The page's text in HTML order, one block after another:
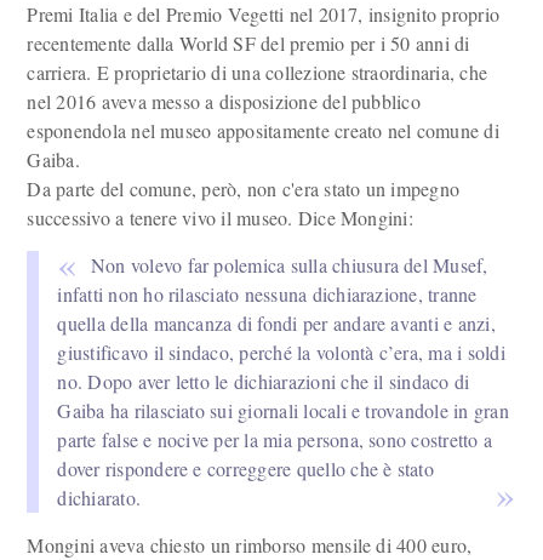
Premi Italia e del Premio Vegetti nel 2017, insignito proprio
recentemente dalla World SF del premio per i 50 anni di
carriera. E proprietario di una collezione straordinaria, che
nel 2016 aveva messo a disposizione del pubblico
esponendola nel museo appositamente creato nel comune di
Gaiba.
Da parte del comune, però, non c'era stato un impegno
successivo a tenere vivo il museo. Dice Mongini:
Non volevo far polemica sulla chiusura del Musef,
infatti non ho rilasciato nessuna dichiarazione, tranne
quella della mancanza di fondi per andare avanti e anzi,
giustificavo il sindaco, perché la volontà c’era, ma i soldi
no. Dopo aver letto le dichiarazioni che il sindaco di
Gaiba ha rilasciato sui giornali locali e trovandole in gran
parte false e nocive per la mia persona, sono costretto a
dover rispondere e correggere quello che è stato
dichiarato.
Mongini aveva chiesto un rimborso mensile di 400 euro,